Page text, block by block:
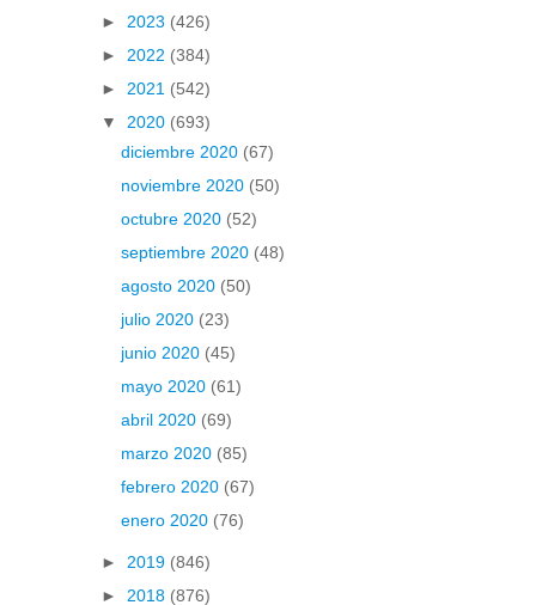
► 2023 (426)
► 2022 (384)
► 2021 (542)
▼ 2020 (693)
diciembre 2020 (67)
noviembre 2020 (50)
octubre 2020 (52)
septiembre 2020 (48)
agosto 2020 (50)
julio 2020 (23)
junio 2020 (45)
mayo 2020 (61)
abril 2020 (69)
marzo 2020 (85)
febrero 2020 (67)
enero 2020 (76)
► 2019 (846)
► 2018 (876)